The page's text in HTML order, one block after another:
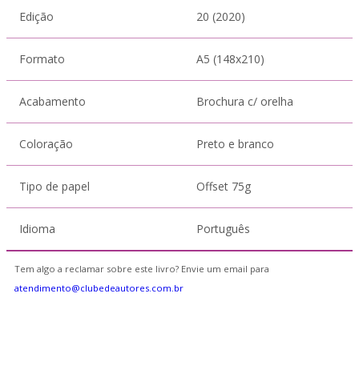
Edição 20 (2020)
Formato A5 (148x210)
Acabamento Brochura c/ orelha
Coloração Preto e branco
Tipo de papel Offset 75g
Idioma Português
Tem algo a reclamar sobre este livro? Envie um email para
atendimento@clubedeautores.com.br